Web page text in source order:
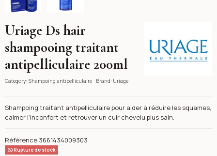
Uriage Ds hair
shampooing traitant
antipelliculaire 200ml
Category: Shampoing antipelliculaire Brand: Uriage
Shampoing traitant antipelliculaire pour aider à réduire les squames,
calmer l’inconfort et retrouver un cuir chevelu plus sain.
Référence 3661434009303
Rupture de stock